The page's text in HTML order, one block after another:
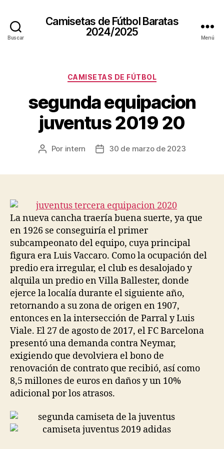
Buscar
Camisetas de Fútbol Baratas
2024/2025
Menú
Categorías
CAMISETAS DE FÚTBOL
segunda equipacion
juventus 2019 20
Autor
Por intern
Fecha30 de marzo de 2023
La nueva cancha traería buena suerte, ya que
en 1926 se conseguiría el primer
subcampeonato del equipo, cuya principal
figura era Luis Vaccaro. Como la ocupación del
predio era irregular, el club es desalojado y
alquila un predio en Villa Ballester, donde
ejerce la localía durante el siguiente año,
retornando a su zona de origen en 1907,
entonces en la intersección de Parral y Luis
Viale. El 27 de agosto de 2017, el FC Barcelona
presentó una demanda contra Neymar,
exigiendo que devolviera el bono de
renovación de contrato que recibió, así como
8,5 millones de euros en daños y un 10%
adicional por los atrasos.